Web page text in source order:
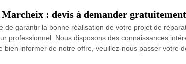
: devis à demander gratuitement
de garantir la bonne réalisation de votre projet de
professionnel. Nous disposons des connaissances
informer de notre offre, veuillez-nous passer votre